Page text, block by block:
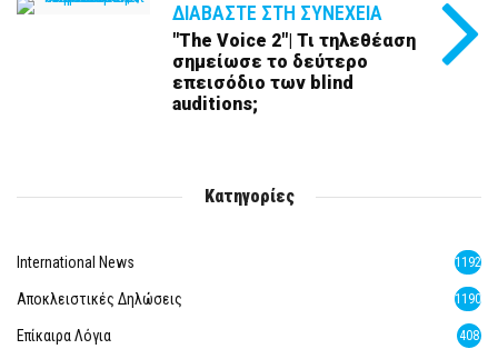
ΔΙΑΒΆΣΤΕ ΣΤΗ ΣΥΝΈΧΕΙΑ
"The Voice 2"| Τι τηλεθέαση
σημείωσε το δεύτερο
επεισόδιο των blind
auditions;
Κατηγορίες
International News 1192
Αποκλειστικές Δηλώσεις 1190
Επίκαιρα Λόγια 408